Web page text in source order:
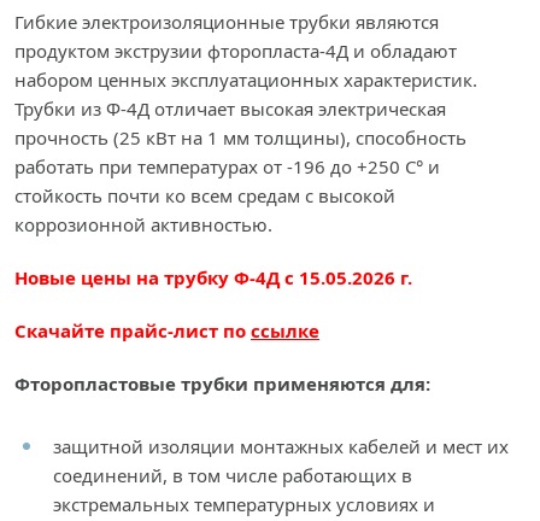
Гибкие электроизоляционные трубки являются
продуктом экструзии фторопласта-4Д и обладают
набором ценных эксплуатационных характеристик.
Трубки из Ф-4Д отличает высокая электрическая
прочность (25 кВт на 1 мм толщины), способность
работать при температурах от -196 до +250 С° и
стойкость почти ко всем средам с высокой
коррозионной активностью.
Новые цены на трубку Ф-4Д с 15.05.2026 г.
Скачайте прайс-лист по ссылке
Фторопластовые трубки применяются для:
защитной изоляции монтажных кабелей и мест их
соединений, в том числе работающих в
экстремальных температурных условиях и